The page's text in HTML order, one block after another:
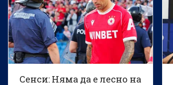
Сенси: Няма да е лесно на